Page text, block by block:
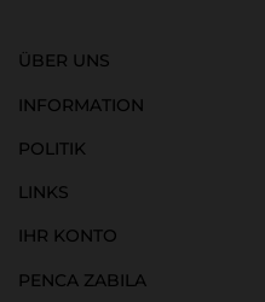
ÜBER UNS
INFORMATION
POLITIK
LINKS
IHR KONTO
PENCA ZABILA